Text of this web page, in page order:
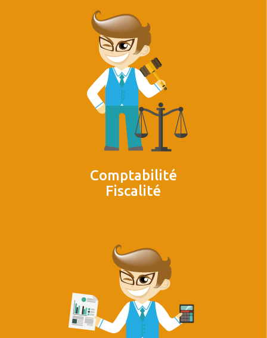
Comptabilité
Fiscalité